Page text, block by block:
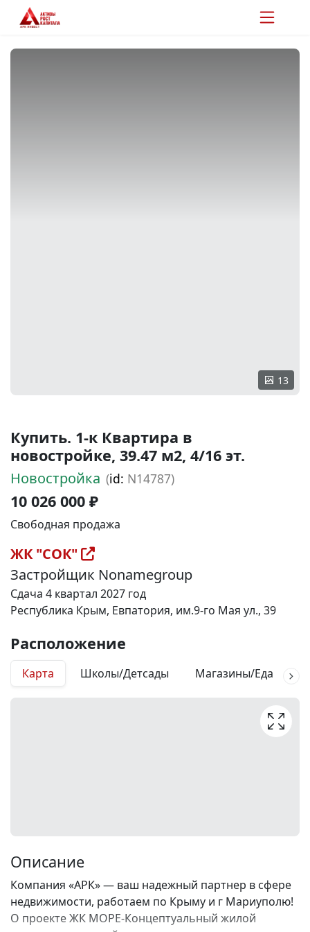
13
Купить. 1-к Квартира в
новостройке, 39.47 м2, 4/16 эт.
Новостройка (id: N14787)
10 026 000 ₽
Свободная продажа
ЖК "СОК"
Застройщик Nonamegroup
Сдача 4 квартал 2027 год
Республика Крым, Евпатория, им.9-го Мая ул., 39
Расположение
Карта Школы/Детсады Магазины/Еда
Описание
Компания «АРК» — ваш надежный партнер в сфере
недвижимости, работаем по Крыму и г Мариуполю!
О проекте ЖК МОРЕ-Концептуальный жилой